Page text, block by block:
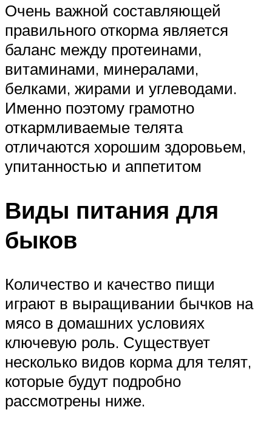
Очень важной составляющей
правильного откорма является
баланс между протеинами,
витаминами, минералами,
белками, жирами и углеводами.
Именно поэтому грамотно
откармливаемые телята
отличаются хорошим здоровьем,
упитанностью и аппетитом
Виды питания для
быков
Количество и качество пищи
играют в выращивании бычков на
мясо в домашних условиях
ключевую роль. Существует
несколько видов корма для телят,
которые будут подробно
рассмотрены ниже.